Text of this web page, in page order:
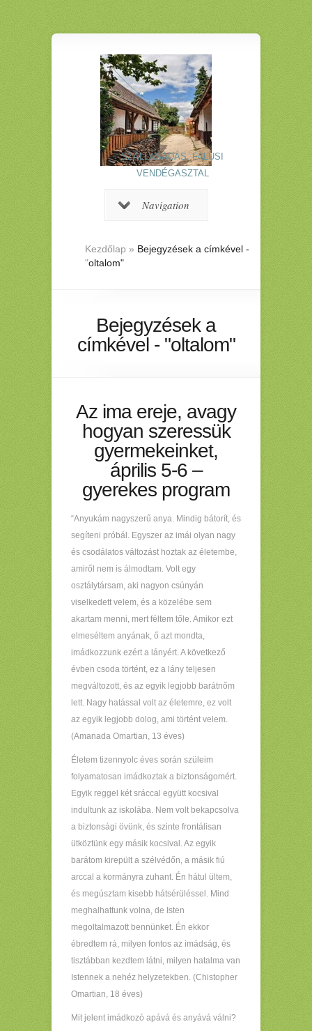
SZÁLLÁSADÁS, FALUSI
VENDÉGASZTAL
Navigation
Kezdőlap » Bejegyzések a címkével -
"oltalom"
Bejegyzések a
címkével - "oltalom"
Az ima ereje, avagy
hogyan szeressük
gyermekeinket,
április 5-6 –
gyerekes program
“Anyukám nagyszerű anya. Mindig bátorít, és
segíteni próbál. Egyszer az imái olyan nagy
és csodálatos változást hoztak az életembe,
amiről nem is álmodtam. Volt egy
osztálytársam, aki nagyon csúnyán
viselkedett velem, és a közelébe sem
akartam menni, mert féltem tőle. Amikor ezt
elmeséltem anyának, ő azt mondta,
imádkozzunk ezért a lányért. A következő
évben csoda történt, ez a lány teljesen
megváltozott, és az egyik legjobb barátnőm
lett. Nagy hatással volt az életemre, ez volt
az egyik legjobb dolog, ami történt velem.
(Amanada Omartian, 13 éves)
Életem tizennyolc éves során szüleim
folyamatosan imádkoztak a biztonságomért.
Egyik reggel két sráccal együtt kocsival
indultunk az iskolába. Nem volt bekapcsolva
a biztonsági övünk, és szinte frontálisan
ütköztünk egy másik kocsival. Az egyik
barátom kirepült a szélvédőn, a másik fiú
arccal a kormányra zuhant. Én hátul ültem,
és megúsztam kisebb hátsérüléssel. Mind
meghalhattunk volna, de Isten
megoltalmazott bennünket. Én ekkor
ébredtem rá, milyen fontos az imádság, és
tisztábban kezdtem látni, milyen hatalma van
Istennek a nehéz helyzetekben. (Chistopher
Omartian, 18 éves)
Mit jelent imádkozó apává és anyává válni?